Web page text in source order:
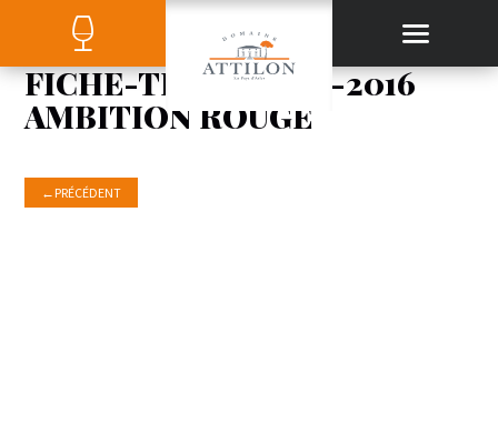
FICHE-TECHNIQUE-2016
AMBITION ROUGE
← PRÉCÉDENT